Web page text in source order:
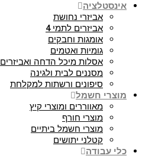
אינסטלציה
אביזרי נחושת
אביזרים לתמי 4
אומגות וחבקים
גומיות ואטמים
אסלות מיכל הדחה ואביזרים
מסננים לבית ולגינה
סיפונים ורשתות למקלחת
מוצרי חשמל
מאווררים ומוצרי קיץ
מוצרי חורף
מוצרי חשמל ביתיים
קטלני יתושים
כלי עבודה